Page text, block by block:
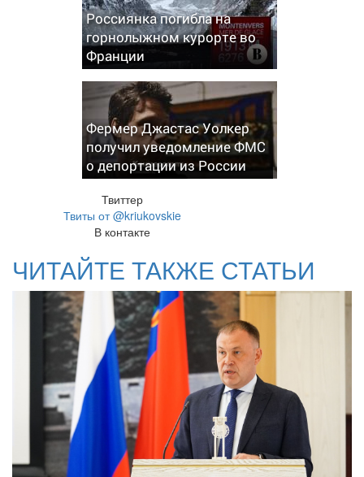
Россиянка погибла на
горнолыжном курорте во
Франции
Фермер Джастас Уолкер
получил уведомление ФМС
о депортации из России
Твиттер
Твиты от @kriukovskie
В контакте
ЧИТАЙТЕ ТАКЖЕ СТАТЬИ